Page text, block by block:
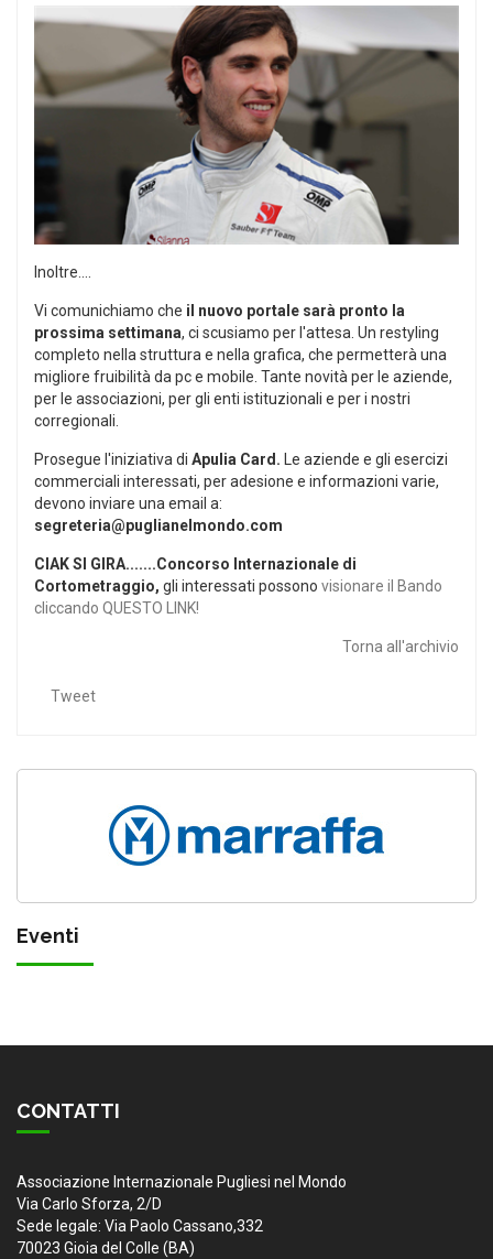
Inoltre....
Vi comunichiamo che il nuovo portale sarà pronto la
prossima settimana, ci scusiamo per l'attesa. Un restyling
completo nella struttura e nella grafica, che permetterà una
migliore fruibilità da pc e mobile. Tante novità per le aziende,
per le associazioni, per gli enti istituzionali e per i nostri
corregionali.
Prosegue l'iniziativa di Apulia Card.
Le aziende e gli esercizi
commerciali interessati, per adesione e informazioni varie,
devono inviare una email a:
segreteria@puglianelmondo.com
CIAK SI GIRA.......Concorso Internazionale di
Cortometraggio, gli interessati possono visionare il Bando
cliccando QUESTO LINK!
Torna all'archivio
Tweet
Eventi
CONTATTI
Associazione Internazionale Pugliesi nel Mondo
Via Carlo Sforza, 2/D
Sede legale: Via Paolo Cassano,332
70023 Gioia del Colle (BA)